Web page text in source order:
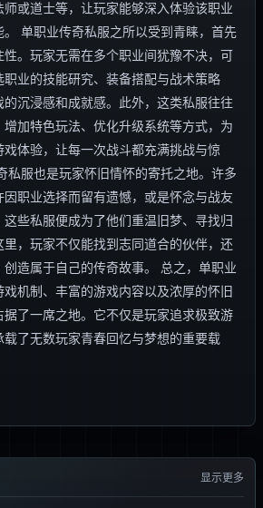
或道士等，让玩家能够深入体验该职业
单职业传奇私服之所以受到青睐，首先
。玩家无需在多个职业间犹豫不决，可
职业的技能研究、装备搭配与战术策略
沉浸感和成就感。此外，这类私服往往
加特色玩法、优化升级系统等方式，为
体验，让每一次战斗都充满挑战与惊
私服也是玩家怀旧情怀的寄托之地。许多
职业选择而留有遗憾，或是怀念与战友
些私服便成为了他们重温旧梦、寻找归
，玩家不仅能找到志同道合的伙伴，还
造属于自己的传奇故事。 总之，单职业
机制、丰富的游戏内容以及浓厚的怀旧
了一席之地。它不仅是玩家追求极致游
了无数玩家青春回忆与梦想的重要载
显示更多